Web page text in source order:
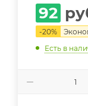
92
-20%
Есть в